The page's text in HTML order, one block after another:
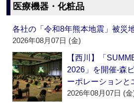
医療機器・化粧品
各社の「令和8年熊本地震」被災
2026年08月07日 (金)
【西川】「
2026」を開催‐森
ーポレーション
2026年08月07日 (金